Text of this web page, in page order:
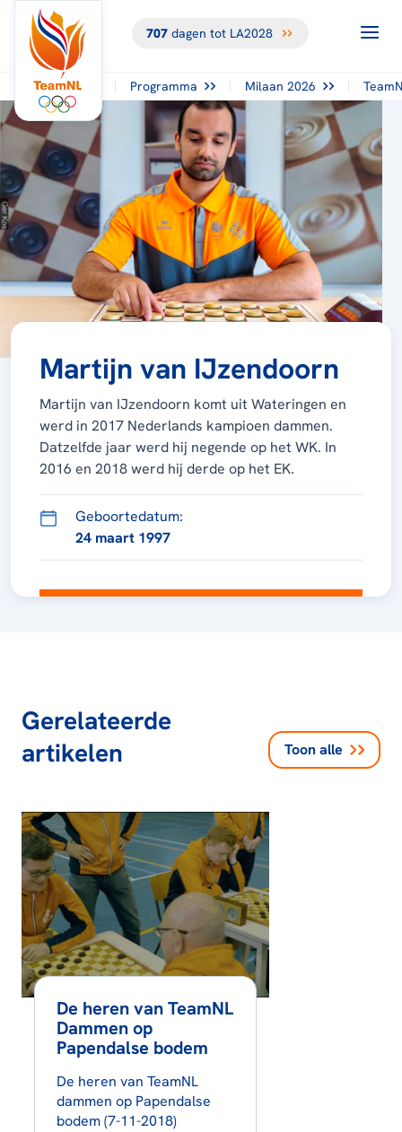
707dagen tot LA2028
Programma Milaan 2026
Martijn van IJzendoorn
Martijn van IJzendoorn komt uit Wateringen en
werd in 2017 Nederlands kampioen dammen.
Datzelfde jaar werd hij negende op het WK. In
2016 en 2018 werd hij derde op het EK.
Geboortedatum:
24 maart 1997
Gerelateerde
artikelen
Toon alle
De heren van TeamNL
Dammen op
Papendalse bodem
De heren van TeamNL
dammen op Papendalse
bodem (7-11-2018)